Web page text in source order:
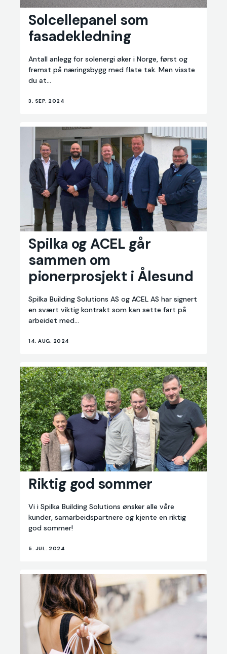
som
fasadekledning
Solcellepanel som
fasadekledning
Antall anlegg for solenergi øker i Norge, først og
fremst på næringsbygg med flate tak. Men visste
du at...
3. SEP. 2024
Spilka
ACEL
går
sammen
om
pionerprosjekt
Spilka og ACEL går
sammen om
pionerprosjekt i Ålesund
Spilka Building Solutions AS og ACEL AS har signert
en svært viktig kontrakt som kan sette fart på
arbeidet med...
14. AUG. 2024
Riktig
god
sommer
Riktig god sommer
Vi i Spilka Building Solutions ønsker alle våre
kunder, samarbeidspartnere og kjente en riktig
god sommer!
5. JUL. 2024